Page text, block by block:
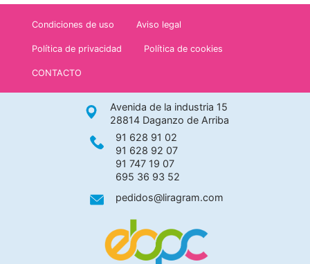
Condiciones de uso Aviso legal
Política de privacidad Política de cookies
CONTACTO
Avenida de la industria 15
28814 Daganzo de Arriba
91 628 91 02
91 628 92 07
91 747 19 07
695 36 93 52
pedidos@liragram.com